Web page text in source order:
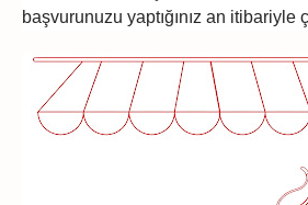
başvurunuzu yaptığınız an itibariyle